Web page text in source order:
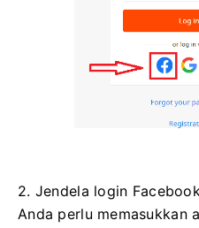
2. Jendela login
Anda perlu memasukkan